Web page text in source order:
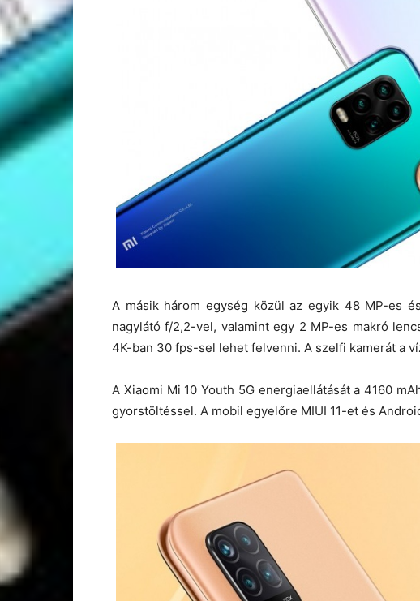
A másik három egység közül az egyik 48 MP-es
nagylátó f/2,2-vel, valamint egy 2 MP-es makró
4K-ban 30 fps-sel lehet felvenni. A szelfi kamerát a
A Xiaomi Mi 10 Youth 5G energiaellátását a 4160
gyorstöltéssel. A mobil egyelőre MIUI 11-et és